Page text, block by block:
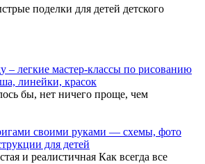
поделки для детей детского
– легкие мастер-классы по рисованию
линейки, красок
бы, нет ничего проще, чем
своими руками — схемы, фото
для детей
и реалистичная Как всегда все